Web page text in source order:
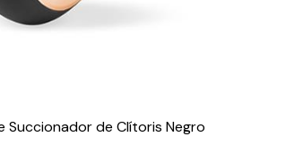
Succionador de Clítoris Negro